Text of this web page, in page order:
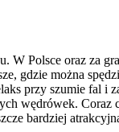
Polsce oraz za
gdzie można
przy szumie fal i
wędrówek.
bardziej